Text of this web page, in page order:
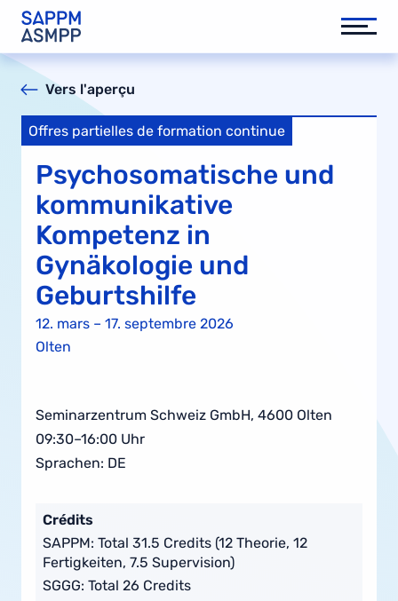
Vers l'aperçu
Offres partielles de formation continue
Psychosomatische und
kommunikative
Kompetenz in
Gynäkologie und
Geburtshilfe
12. mars – 17. septembre 2026
Olten
Seminarzentrum Schweiz GmbH, 4600 Olten
09:30–16:00 Uhr
Sprachen: DE
Crédits
SAPPM: Total 31.5 Credits (12 Theorie, 12
Fertigkeiten, 7.5 Supervision)
SGGG: Total 26 Credits